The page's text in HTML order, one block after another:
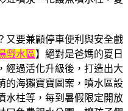
又要兼顧停車便利與安全戲
戲水區】絕對是爸媽的夏日
經過活化升級後，打造出大
的海獺寶寶圖案，噴水區設
水柱等，每到暑假限定開放